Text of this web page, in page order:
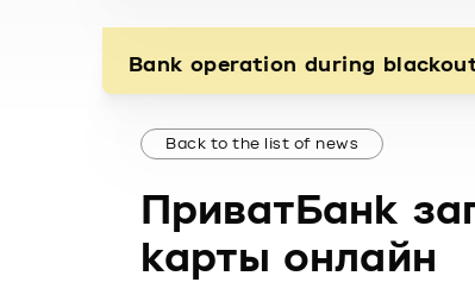
Bank operation during
Back to the list of news
ПриватБанк
карты онлайн